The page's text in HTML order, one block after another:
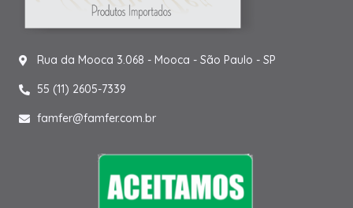
Rua da Mooca 3.068 - Mooca - São Paulo - SP
55 (11) 2605-7339
famfer@famfer.com.br